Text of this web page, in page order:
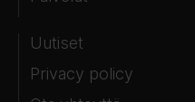
Uutiset
Privacy policy